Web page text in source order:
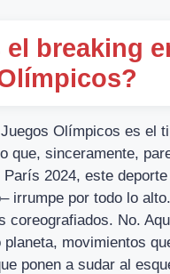
el breaking
Olímpicos es el
que, sinceramente,
2024, este deporte
irrumpe por todo lo
coreografiados. No.
movimientos
ponen a sudar al